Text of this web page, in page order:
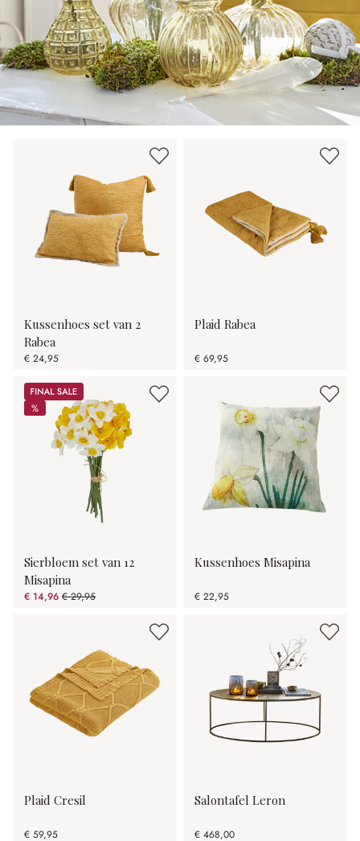
Kussenhoes set van 2
Rabea
€ 24,95
Plaid Rabea
€ 69,95
Sale
%
%
Sierbloem set van 12
Misapina
€ 14,96 € 29,95
(50.05% gespart)
Kussenhoes Misapina
€ 22,95
Plaid Cresil
€ 59,95
Salontafel Leron
€ 468,00